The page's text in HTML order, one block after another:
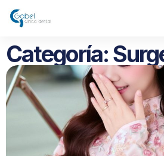
Categoría: